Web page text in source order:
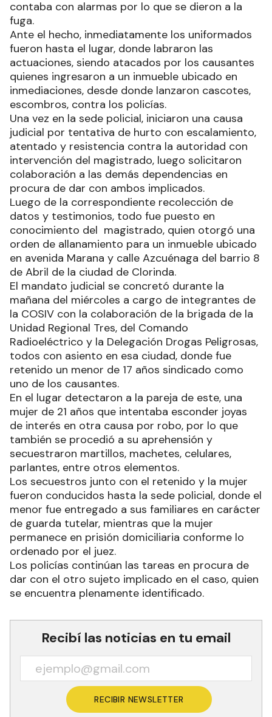
contaba con alarmas por lo que se dieron a la
fuga.
Ante el hecho, inmediatamente los uniformados
fueron hasta el lugar, donde labraron las
actuaciones, siendo atacados por los causantes
quienes ingresaron a un inmueble ubicado en
inmediaciones, desde donde lanzaron cascotes,
escombros, contra los policías.
Una vez en la sede policial, iniciaron una causa
judicial por tentativa de hurto con escalamiento,
atentado y resistencia contra la autoridad con
intervención del magistrado, luego solicitaron
colaboración a las demás dependencias en
procura de dar con ambos implicados.
Luego de la correspondiente recolección de
datos y testimonios, todo fue puesto en
conocimiento del magistrado, quien otorgó una
orden de allanamiento para un inmueble ubicado
en avenida Marana y calle Azcuénaga del barrio 8
de Abril de la ciudad de Clorinda.
El mandato judicial se concretó durante la
mañana del miércoles a cargo de integrantes de
la COSIV con la colaboración de la brigada de la
Unidad Regional Tres, del Comando
Radioeléctrico y la Delegación Drogas Peligrosas,
todos con asiento en esa ciudad, donde fue
retenido un menor de 17 años sindicado como
uno de los causantes.
En el lugar detectaron a la pareja de este, una
mujer de 21 años que intentaba esconder joyas
de interés en otra causa por robo, por lo que
también se procedió a su aprehensión y
secuestraron martillos, machetes, celulares,
parlantes, entre otros elementos.
Los secuestros junto con el retenido y la mujer
fueron conducidos hasta la sede policial, donde el
menor fue entregado a sus familiares en carácter
de guarda tutelar, mientras que la mujer
permanece en prisión domiciliaria conforme lo
ordenado por el juez.
Los policías continúan las tareas en procura de
dar con el otro sujeto implicado en el caso, quien
se encuentra plenamente identificado.
Recibí las noticias en tu email
RECIBIR NEWSLETTER